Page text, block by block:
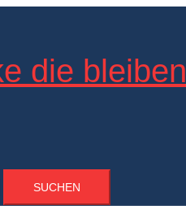
die bleiben